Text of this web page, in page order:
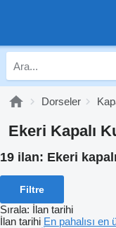
Dorseler
Ekeri Kapalı
19 ilan: Ekeri
Filtre
Sırala: İlan tarihi
İlan tarihi En pahalısı en